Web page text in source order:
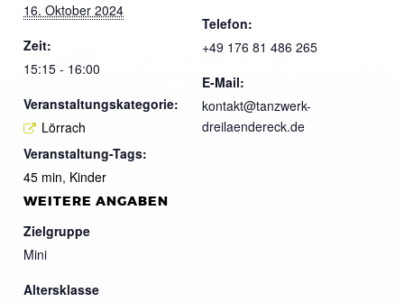
16. Oktober 2024
Zeit:
15:15 - 16:00
Veranstaltungskategorie:
Lörrach
Veranstaltung-Tags:
45 min, Kinder
Telefon:
+49 176 81 486 265
E-Mail:
kontakt@tanzwerk-
dreilaendereck.de
WEITERE ANGABEN
Zielgruppe
Mini
Altersklasse